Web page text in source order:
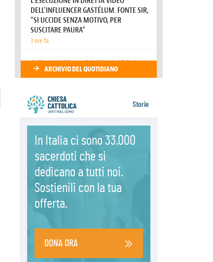
06.08.2026
Il Papa con i giovani ad Assisi:
costruire la civiltà dell'amore non
delle contrapposizioni
dopo. Al via i "dieci giorni di
preghiera per la pace"